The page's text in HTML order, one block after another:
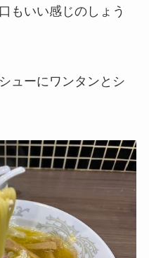
もいい感じのしょう
ューにワンタンとシ